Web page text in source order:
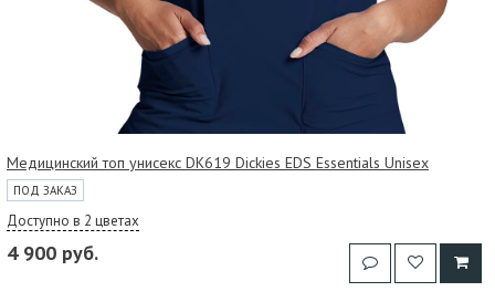
Медицинский топ унисекс DK619 Dickies EDS Essentials Unisex
ПОД ЗАКАЗ
Доступно в 2 цветах
4 900 руб.